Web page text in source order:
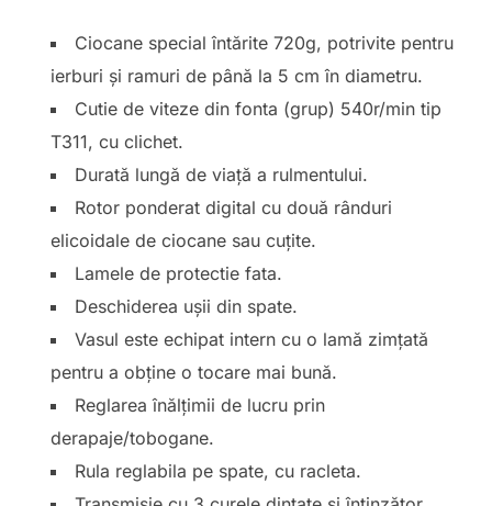
Ciocane special întărite 720g, potrivite pentru
ierburi și ramuri de până la 5 cm în diametru.
Cutie de viteze din fonta (grup) 540r/min tip
T311, cu clichet.
Durată lungă de viață a rulmentului.
Rotor ponderat digital cu două rânduri
elicoidale de ciocane sau cuțite.
Lamele de protectie fata.
Deschiderea ușii din spate.
Vasul este echipat intern cu o lamă zimțată
pentru a obține o tocare mai bună.
Reglarea înălțimii de lucru prin
derapaje/tobogane.
Rula reglabila pe spate, cu racleta.